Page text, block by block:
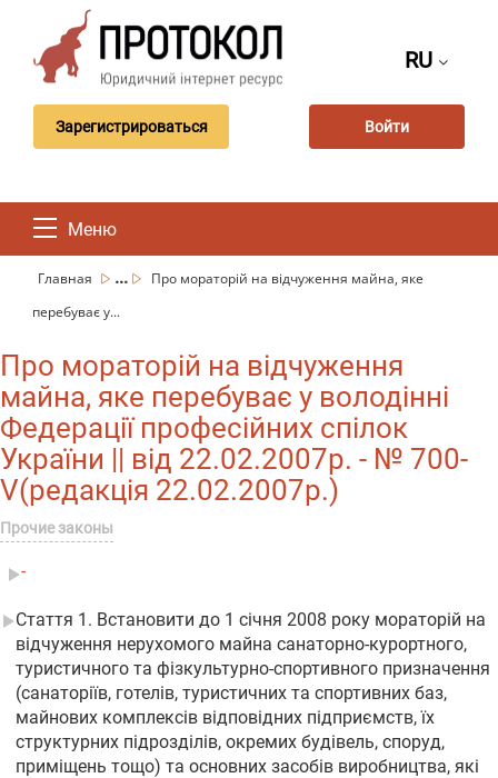
RU
Зарегистрироваться Войти
Меню
Главная ...
Про мораторій на відчуження майна, яке
перебуває у...
Про мораторій на відчуження
майна, яке перебуває у володінні
Федерації професійних спілок
України || від 22.02.2007р. - № 700-
V(редакція 22.02.2007р.)
Прочие законы
-
Стаття 1. Встановити до 1 січня 2008 року мораторій на
відчуження нерухомого майна санаторно-курортного,
туристичного та фізкультурно-спортивного призначення
(санаторіїв, готелів, туристичних та спортивних баз,
майнових комплексів відповідних підприємств, їх
структурних підрозділів, окремих будівель, споруд,
приміщень тощо) та основних засобів виробництва, які